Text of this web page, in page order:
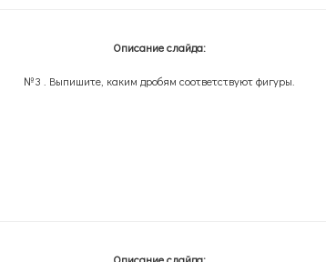
Описание слайда:
№3 . Выпишите, каким дробям соответствуют фигуры.